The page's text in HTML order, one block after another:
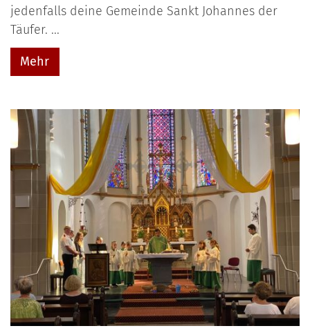
jedenfalls deine Gemeinde Sankt Johannes der
Täufer. ...
Mehr